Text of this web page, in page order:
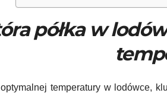
półka w
temperatury w lodówce,